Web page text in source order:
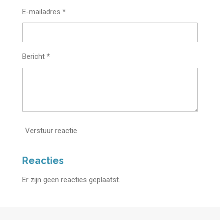
E-mailadres *
Bericht *
Verstuur reactie
Reacties
Er zijn geen reacties geplaatst.